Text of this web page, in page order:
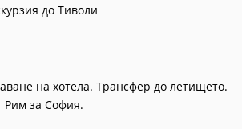
до Тиволи
на хотела. Трансфер до летището.
Рим за София.